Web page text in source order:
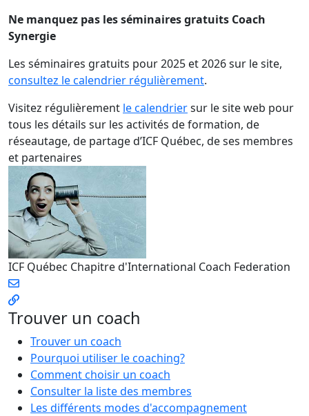
Ne manquez pas les séminaires gratuits Coach
Synergie
Les séminaires gratuits pour 2025 et 2026 sur le site,
consultez le calendrier régulièrement.
Visitez régulièrement le calendriersur le site web pour
tous les détails sur les activités de formation, de
réseautage, de partage d’ICF Québec, de ses membres
et partenaires
ICF Québec Chapitre d'International Coach Federation
Trouver un coach
Trouver un coach
Pourquoi utiliser le coaching?
Comment choisir un coach
Consulter la liste des membres
Les différents modes d'accompagnement